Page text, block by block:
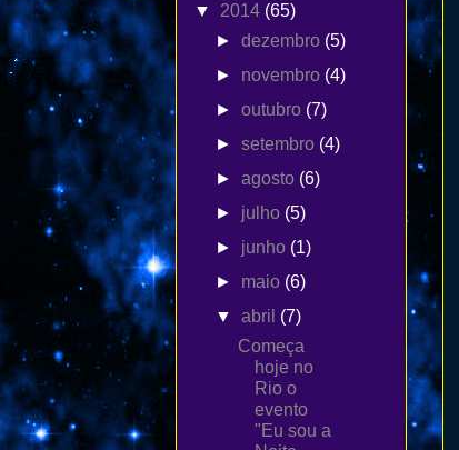
▼ 2014 (65)
►dezembro (5)
► novembro (4)
►outubro (7)
►setembro (4)
►agosto (6)
► julho (5)
► junho (1)
► maio (6)
▼abril (7)
Começa
hoje no
Rio o
evento
"Eu sou a